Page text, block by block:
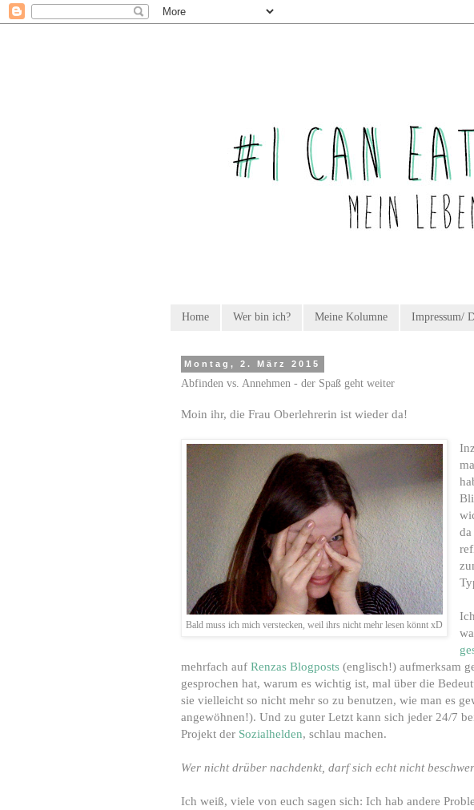
Home Wer bin ich? Meine Kolumne Impressum/
Montag, 2. März 2015
Abfinden vs. Annehmen - der Spaß geht weiter
Moin ihr, die Frau Oberlehrerin ist wieder da!
Bald muss ich mich verstecken, weil ihrs nicht mehr lesen könnt xD
mehrfach auf Renzas Blogposts (englisch!) aufmerksam
gesprochen hat, warum es wichtig ist, mal über die
sie vielleicht so nicht mehr so zu benutzen, wie man es
angewöhnen!). Und zu guter Letzt kann sich jeder 24/7
Projekt der Sozialhelden, schlau machen.
Wer nicht drüber nachdenkt, darf sich echt nicht
Ich weiß, viele von euch sagen sich: Ich hab andere